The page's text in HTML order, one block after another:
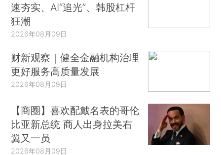
速夯实、AI“追光”、韩股杠杆
狂潮
2026年08月09日
财新观察｜健全金融机构治理
更好服务高质量发展
2026年08月09日
【商圈】喜欢配戴名表的哥伦
比亚新总统 商人出身拉美右
翼又一员
2026年08月09日